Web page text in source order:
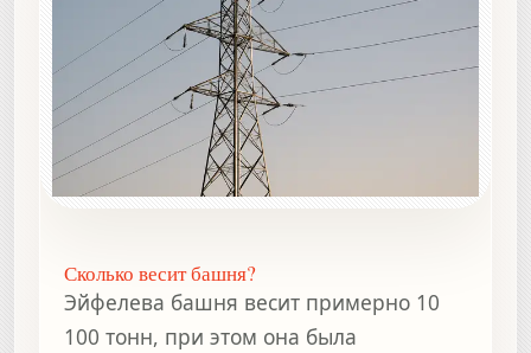
Сколько весит башня?
Эйфелева башня весит примерно 10
100 тонн, при этом она была